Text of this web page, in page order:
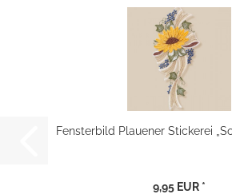
Fensterbild Plauener Stickerei
9,95 EUR *